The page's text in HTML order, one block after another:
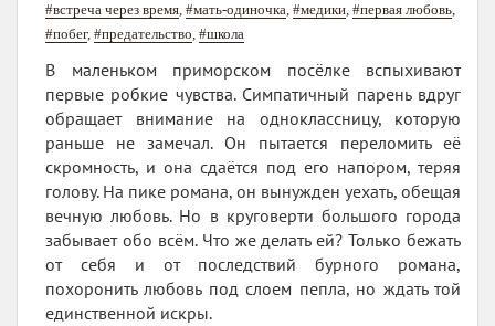
#встреча через время, #мать-одиночка, #медики, #первая любовь,
#побег, #предательство, #школа
В маленьком приморском посёлке вспыхивают
первые робкие чувства. Симпатичный парень вдруг
обращает внимание на одноклассницу, которую
раньше не замечал. Он пытается переломить её
скромность, и она сдаётся под его напором, теряя
голову. На пике романа, он вынужден уехать, обещая
вечную любовь. Но в круговерти большого города
забывает обо всём. Что же делать ей? Только бежать
от себя и от последствий бурного романа,
похоронить любовь под слоем пепла, но ждать той
единственной искры.